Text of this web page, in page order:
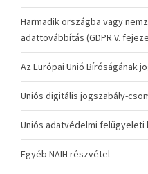
Harmadik országba vagy
adattovábbítás (GDPR V.
Az Európai Unió Bíróságának
Uniós digitális jogszabály-
Uniós adatvédelmi felügyeleti
Egyéb NAIH részvétel